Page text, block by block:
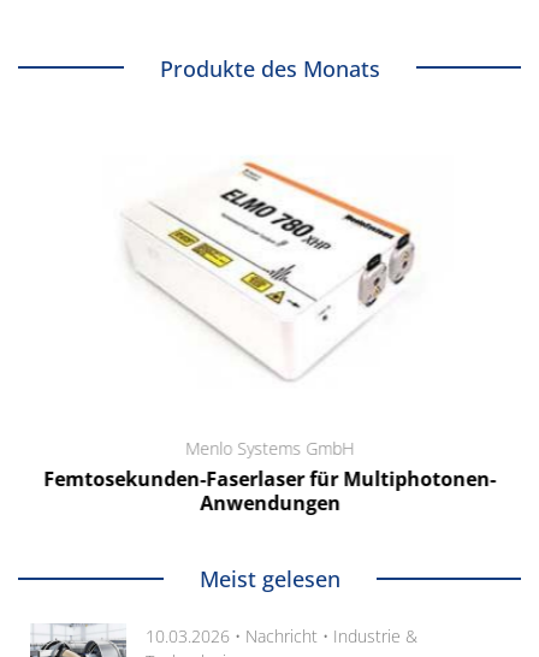
Produkte des Monats
Menlo Systems GmbH
Femtosekunden-Faserlaser für Multiphotonen-
Anwendungen
Meist gelesen
10.03.2026 • Nachricht • Industrie &